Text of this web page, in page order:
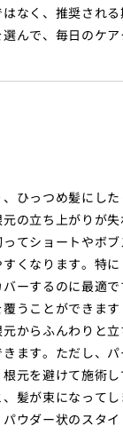
なく、推奨され
んで、毎日のケ
ひっつめ髪にし
の立ち上がりが
てショートやボ
くなります。特
ーするのに最適
うことができま
からふんわりと
ます。ただし、
元を避けて施術
髪が束になって
ウダー状のスタ